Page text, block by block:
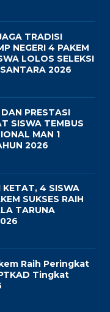
TRADISI
NEGERI 4 PAKEM
LOLOS SELEKSI
2026
PRESTASI
SISWA TEMBUS
MAN 1
2026
KETAT, 4 SISWA
SUKSES RAIH
TARUNA
Raih Peringkat
Tingkat